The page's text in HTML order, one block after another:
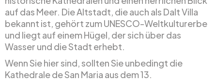
auf das Meer. Die Altstadt, die auch als Dalt Villa
bekannt ist, gehört zum UNESCO-Weltkulturerbe
und liegt auf einem Hügel, der sich über das
Wasser und die Stadt erhebt.
Wenn Sie hier sind, sollten Sie unbedingt die
Kathedrale de San Maria aus dem 13.